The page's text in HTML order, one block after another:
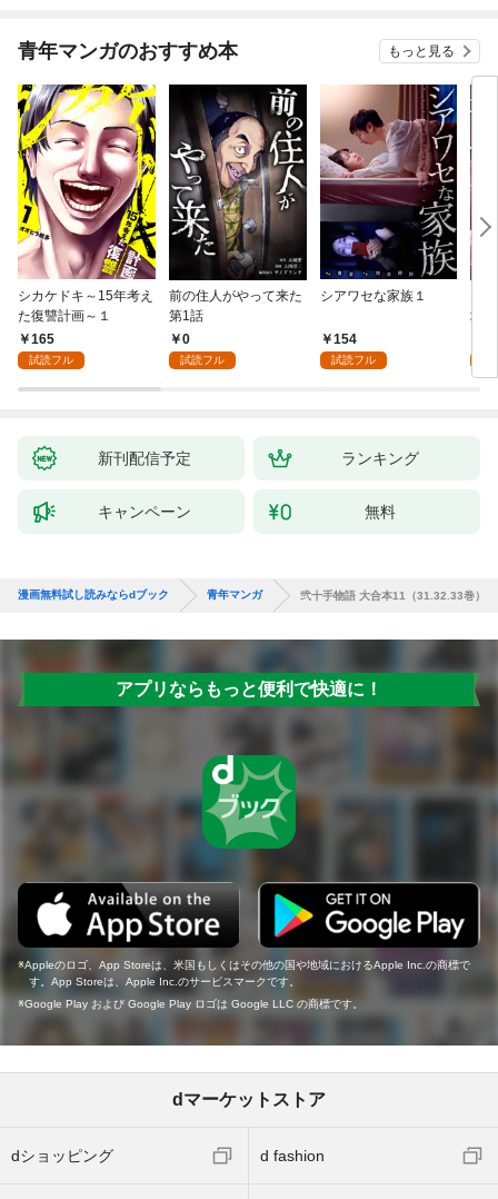
青年マンガのおすすめ本 もっと見る
シカケドキ～15年考え
た復讐計画～１
165
試読フル
前の住人がやって来た
第1話
0
試読フル
シアワセな家族１
154
試読フル
地
新刊配信予定 ランキング
キャンペーン 無料
漫画無料試し読みならdブック 青年マンガ 弐十手物語 大合本11（31.32.33巻）
アプリならもっと便利で快適に！
Appleのロゴ、App Storeは、米国もしくはその他の国や地域におけるApple Inc.の商標で
す。App Storeは、Apple Inc.のサービスマークです。
Google Play および Google Play ロゴは Google LLC の商標です。
dマーケットストア
dショッピング d fashion